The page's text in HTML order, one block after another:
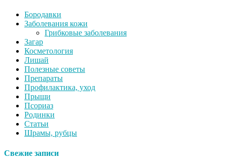
Бородавки
Заболевания кожи
Грибковые заболевания
Загар
Косметология
Лишай
Полезные советы
Препараты
Профилактика, уход
Прыщи
Псориаз
Родинки
Статьи
Шрамы, рубцы
Свежие записи